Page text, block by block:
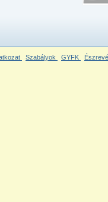
Szabályok GYFK